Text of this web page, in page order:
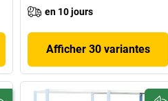
en 10 jours
Afficher 30 variantes